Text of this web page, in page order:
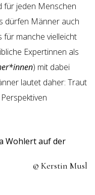
für jeden Menschen
dürfen Männer auch
für manche vielleicht
Expertinnen als
) mit dabei
lautet daher: Traut
© Kerstin Musl